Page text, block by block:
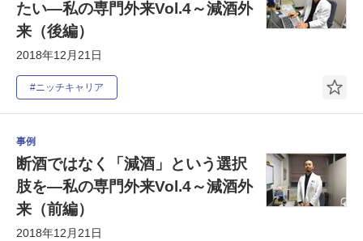
たい―私の専門外来Vol.4～減酒外
来（後編）
2018年12月21日
#ニッチキャリア
事例
断酒ではなく「減酒」という選択
肢を―私の専門外来Vol.4～減酒外
来（前編）
2018年12月21日